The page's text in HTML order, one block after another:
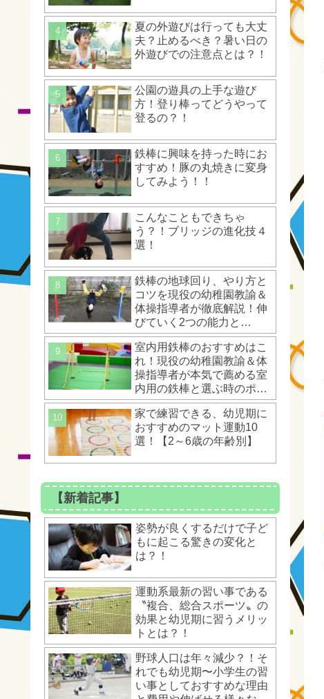
夏の外遊びは行っても大丈
夫？止めるべき？暑い日の
外遊びでの注意点とは？！
公園の遊具の上手な遊び
方！登り棒ってどうやって
登るの？！
鉄棒に興味を持った時にお
すすめ！豚の丸焼きに変身
してみよう！！
こんなこともできちゃ
う？！ブリッジの進化技４
選！
鉄棒の地球回り、やり方と
コツを現役の幼稚園教諭＆
体操指導者が徹底解説！伸
びていく2つの能力と
は？！
室内用鉄棒のおすすめはこ
れ！現役の幼稚園教諭＆体
操指導者が本気で薦める室
内用の鉄棒と選ぶ時のポイ
ントとは？！
家で練習できる、幼児期に
おすすめのマット運動10
選！【2～6歳の年齢別】
【新着記事】
姿勢が良くするだけで子ど
もに起こる驚きの変化と
は？！
運動系最新の習い事である
〝複合、総合スポーツ〟の
効果と幼児期に習うメリッ
トとは？！
野球人口は年々減少？！そ
れでも幼児期〜小学生の習
い事としておすすめな理由